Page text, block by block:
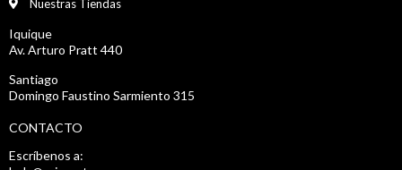
Nuestras Tiendas
Iquique
Av. Arturo Pratt 440
Santiago
Domingo Faustino Sarmiento 315
CONTACTO
Escríbenos a: